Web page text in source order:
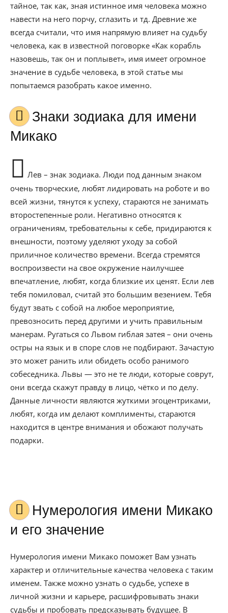
тайное, так как, зная истинное имя человека можно
навести на него порчу, сглазить и тд. Древние же
всегда считали, что имя напрямую влияет на судьбу
человека, как в известной поговорке «Как корабль
назовешь, так он и поплывет», имя имеет огромное
значение в судьбе человека, в этой статье мы
попытаемся разобрать какое именно.
Знаки зодиака для имени
Микако
Лев – знак зодиака. Люди под данным знаком
очень творческие, любят лидировать на роботе и во
всей жизни, тянутся к успеху, стараются не занимать
второстепенные роли. Негативно относятся к
ограничениям, требовательны к себе, придираются к
внешности, поэтому уделяют уходу за собой
приличное количество времени. Всегда стремятся
воспроизвести на свое окружение наилучшее
впечатление, любят, когда близкие их ценят. Если лев
тебя помиловал, считай это большим везением. Тебя
будут звать с собой на любое мероприятие,
превозносить перед другими и учить правильным
манерам. Ругаться со Львом гиблая затея – они очень
остры на язык и в споре слов не подбирают. Зачастую
это может ранить или обидеть особо ранимого
собеседника. Львы — это не те люди, которые соврут,
они всегда скажут правду в лицо, чётко и по делу.
Данные личности являются жуткими эгоцентриками,
любят, когда им делают комплименты, стараются
находится в центре внимания и обожают получать
подарки.
Нумерология имени Микако
и его значение
Нумерология имени Микако поможет Вам узнать
характер и отличительные качества человека с таким
именем. Также можно узнать о судьбе, успехе в
личной жизни и карьере, расшифровывать знаки
судьбы и пробовать предсказывать будущее. В